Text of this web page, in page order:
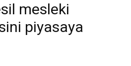
mesleki
piyasaya